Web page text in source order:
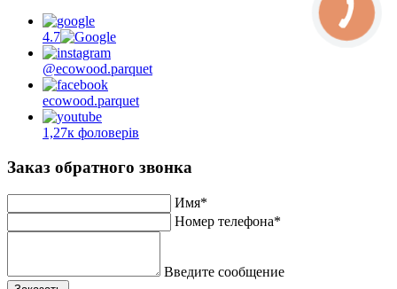
4.7
@ecowood.parquet
ecowood.parquet
1,27к фоловерів
Заказ обратного звонка
Имя*
Номер телефона*
Введите сообщение